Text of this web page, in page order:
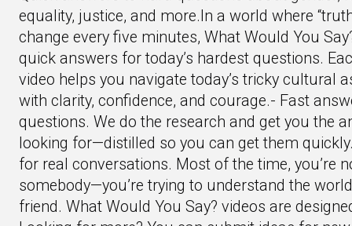
equality, justice, and more.In a world where
change every five minutes, What Would You
quick answers for today’s hardest questions.
video helps you navigate today’s tricky cultural
with clarity, confidence, and courage.- Fast
questions. We do the research and get you the
looking for—distilled so you can get them
for real conversations. Most of the time, you’re
somebody—you’re trying to understand the
friend. What Would You Say? videos are